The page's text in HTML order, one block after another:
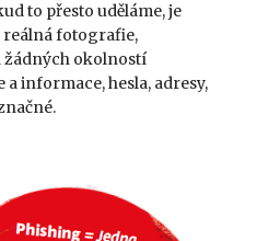
to přesto uděláme, je
reálná fotografie,
žádných okolností
informace, hesla, adresy,